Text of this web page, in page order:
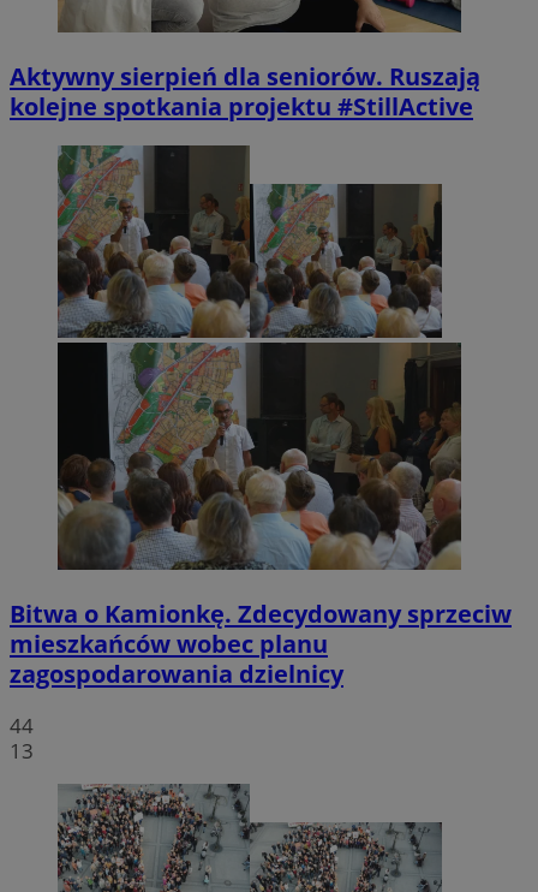
Aktywny sierpień dla seniorów. Ruszają
kolejne spotkania projektu #StillActive
Bitwa o Kamionkę. Zdecydowany sprzeciw
mieszkańców wobec planu
zagospodarowania dzielnicy
44
13